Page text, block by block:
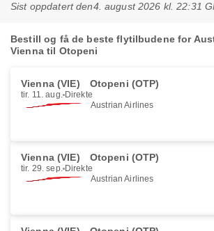
Sist oppdatert den4. august 2026 kl. 22:31
Bestill og få de beste flytilbudene for
Vienna til Otopeni
Vienna (VIE) Otopeni (OTP)
tir. 11. aug. Direkte
Austrian Airlines
Vienna (VIE) Otopeni (OTP)
tir. 29. sep. Direkte
Austrian Airlines